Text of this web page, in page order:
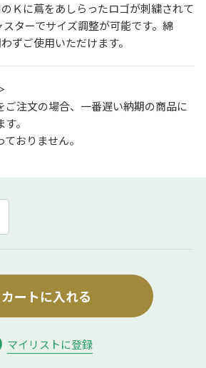
Ｋに蔦をあしらったロゴが刺繍されて
スターでサイズ調整が可能です。綿
ずご使用いただけます。
注文の場合、一番遅い納期の商品に
。
おりません。
カートに入れる
マイリストに登録